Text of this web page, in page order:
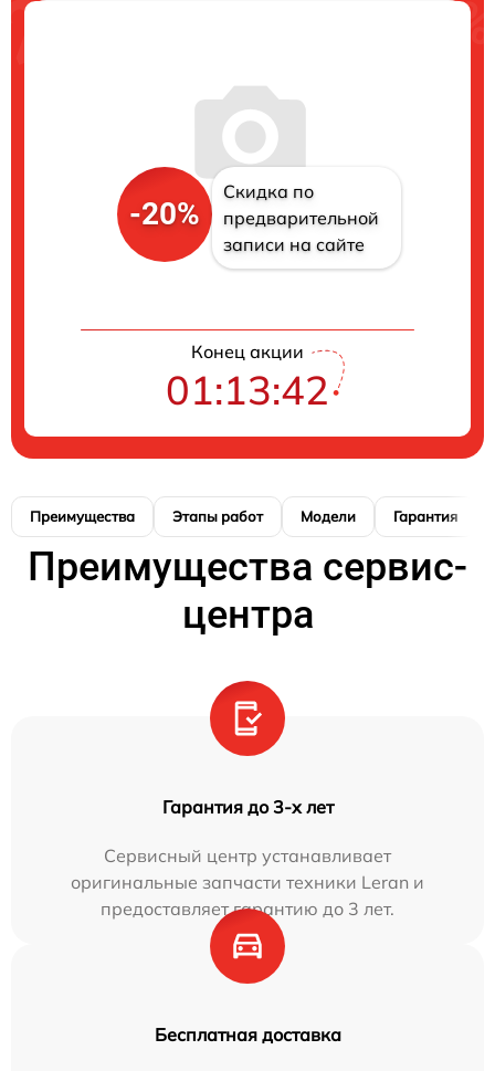
-20%
Скидка по
предварительной
записи на сайте
Конец акции
01:13:41
Преимущества Этапы работ Модели Гарантия
Преимущества сервис-
центра
Гарантия до 3-х лет
Сервисный центр устанавливает
оригинальные запчасти техники Leran и
предоставляет гарантию до 3 лет.
Бесплатная доставка